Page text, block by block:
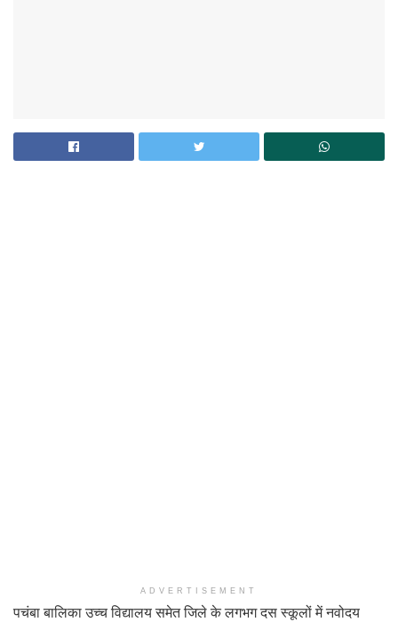
ADVERTISEMENT
पचंबा बालिका उच्च विद्यालय समेत जिले के लगभग दस स्कूलों में नवोदय